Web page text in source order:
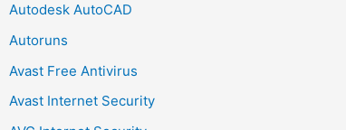
Autodesk AutoCAD
Autoruns
Avast Free Antivirus
Avast Internet Security